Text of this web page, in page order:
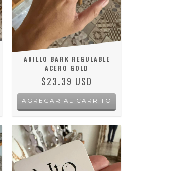
ANILLO BARK REGULABLE
ACERO GOLD
$23.39 USD